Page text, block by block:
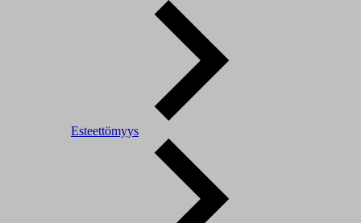
Esteettömyys